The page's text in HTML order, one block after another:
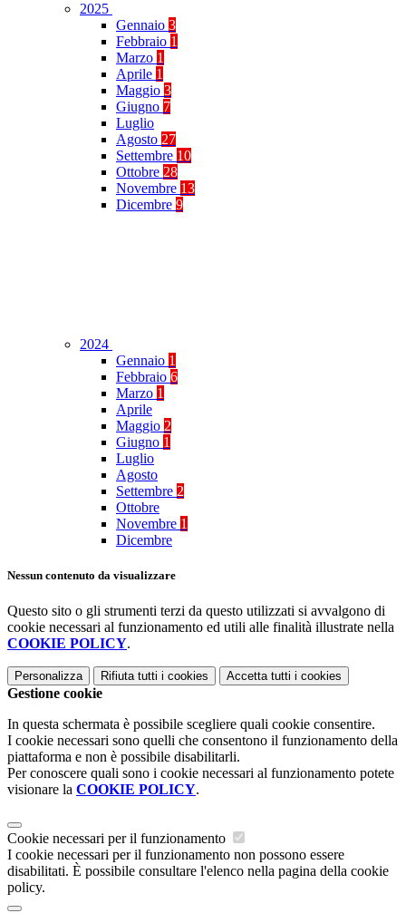
2025
Gennaio 3
Febbraio 1
Marzo 1
Aprile 1
Maggio 3
Giugno 7
Luglio
Agosto 27
Settembre 10
Ottobre 28
Novembre 13
Dicembre 9
2024
Gennaio 1
Febbraio 6
Marzo 1
Aprile
Maggio 2
Giugno 1
Luglio
Agosto
Settembre 2
Ottobre
Novembre 1
Dicembre
Nessun contenuto da visualizzare
Questo sito o gli strumenti terzi da questo utilizzati si avvalgono di
cookie necessari al funzionamento ed utili alle finalità illustrate nella
COOKIE POLICY.
Personalizza Rifiuta tutti i cookies Accetta tutti i cookies
Gestione cookie
In questa schermata è possibile scegliere quali cookie consentire.
I cookie necessari sono quelli che consentono il funzionamento della
piattaforma e non è possibile disabilitarli.
Per conoscere quali sono i cookie necessari al funzionamento potete
visionare la COOKIE POLICY.
Cookie necessari per il funzionamento
I cookie necessari per il funzionamento non possono essere
disabilitati. È possibile consultare l'elenco nella pagina della cookie
policy.